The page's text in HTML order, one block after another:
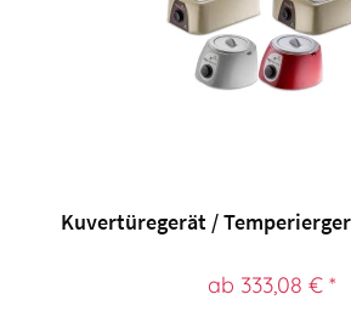
Kuvertüregerät /
ab 333,08 € *